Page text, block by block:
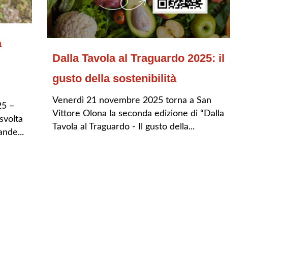
–
Dalla Tavola al Traguardo 2025: il
gusto della sostenibilità
Venerdì 21 novembre 2025 torna a San
Vittore Olona la seconda edizione di “Dalla
Tavola al Traguardo - Il gusto della...